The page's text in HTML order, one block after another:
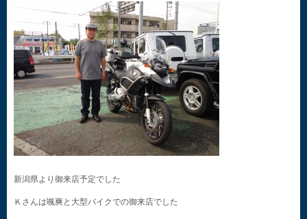
新潟県より御来店予定でした
Ｋさんは颯爽と大型バイクでの御来店でした